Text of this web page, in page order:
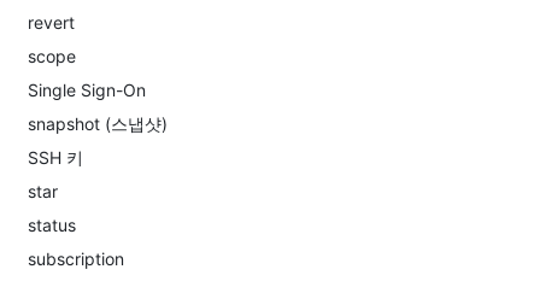
revert
scope
Single Sign-On
snapshot (스냅샷)
SSH 키
star
status
subscription